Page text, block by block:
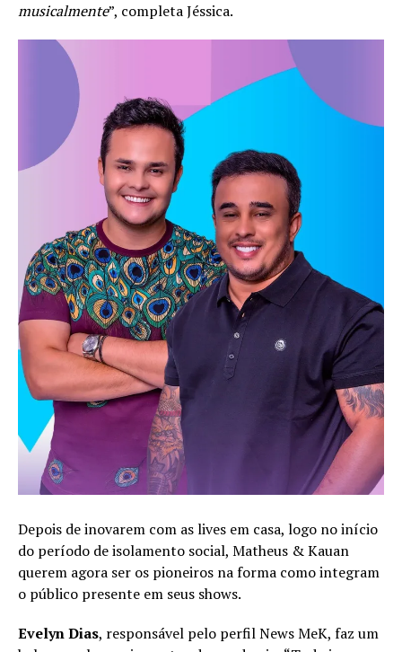
musicalmente”, completa Jéssica.
Depois de inovarem com as lives em casa, logo no início
do período de isolamento social, Matheus & Kauan
querem agora ser os pioneiros na forma como integram
o público presente em seus shows.
Evelyn Dias, responsável pelo perfil News MeK, faz um